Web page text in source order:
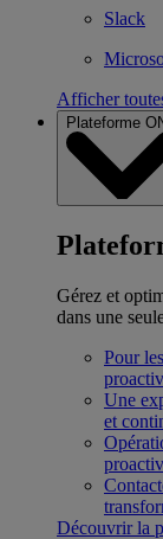
Slack
Afficher
Plateforme
Gérez et
dans une
Pour
Une
et
Découvrir la